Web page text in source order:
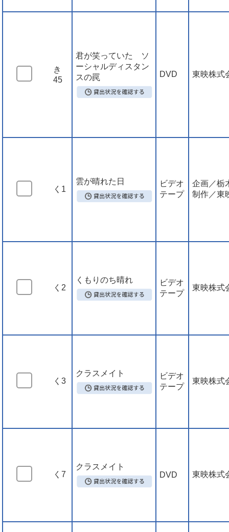
き
45
君が笑っていた ソ
ーシャルディスタン
スの罠
DVD 東映株式
く1
雲が晴れた日
ビデオ
テープ
企画／栃
制作／東
く2
くもりのち晴れ
ビデオ
テープ
東映株式
く3
クラスメイト
ビデオ
テープ
東映株式
く7
クラスメイト
DVD
東映株式